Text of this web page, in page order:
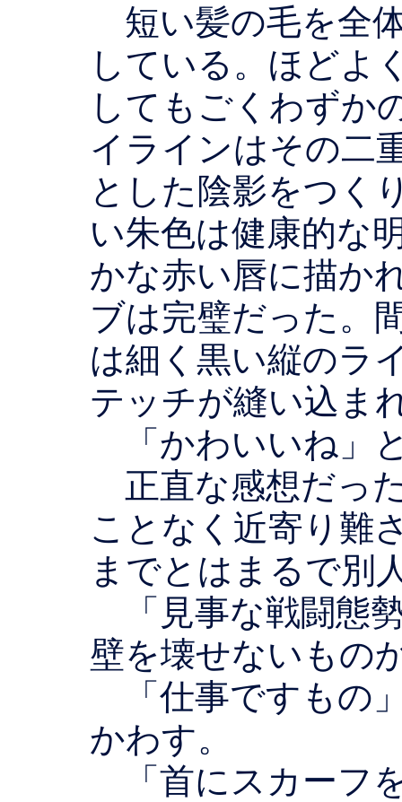
短い髪の毛を全
している。ほどよ
してもごくわずか
イラインはその二
とした陰影をつく
い朱色は健康的な
かな赤い唇に描か
ブは完璧だった。
は細く黒い縦のラ
テッチが縫い込ま
「かわいいね」
正直な感想だっ
ことなく近寄り難
までとはまるで別
「見事な戦闘態
壁を壊せないもの
「仕事ですもの
かわす。
「首にスカーフ